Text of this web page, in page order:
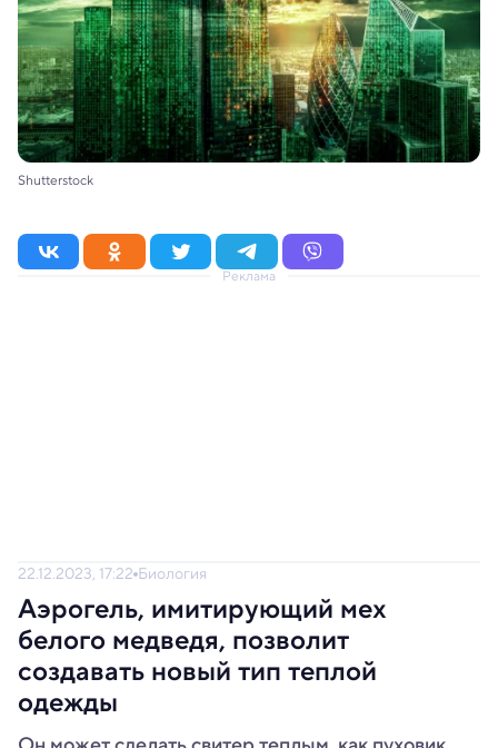
Shutterstock
Реклама
22.12.2023, 17:22 Биология
Аэрогель, имитирующий мех
белого медведя, позволит
создавать новый тип теплой
одежды